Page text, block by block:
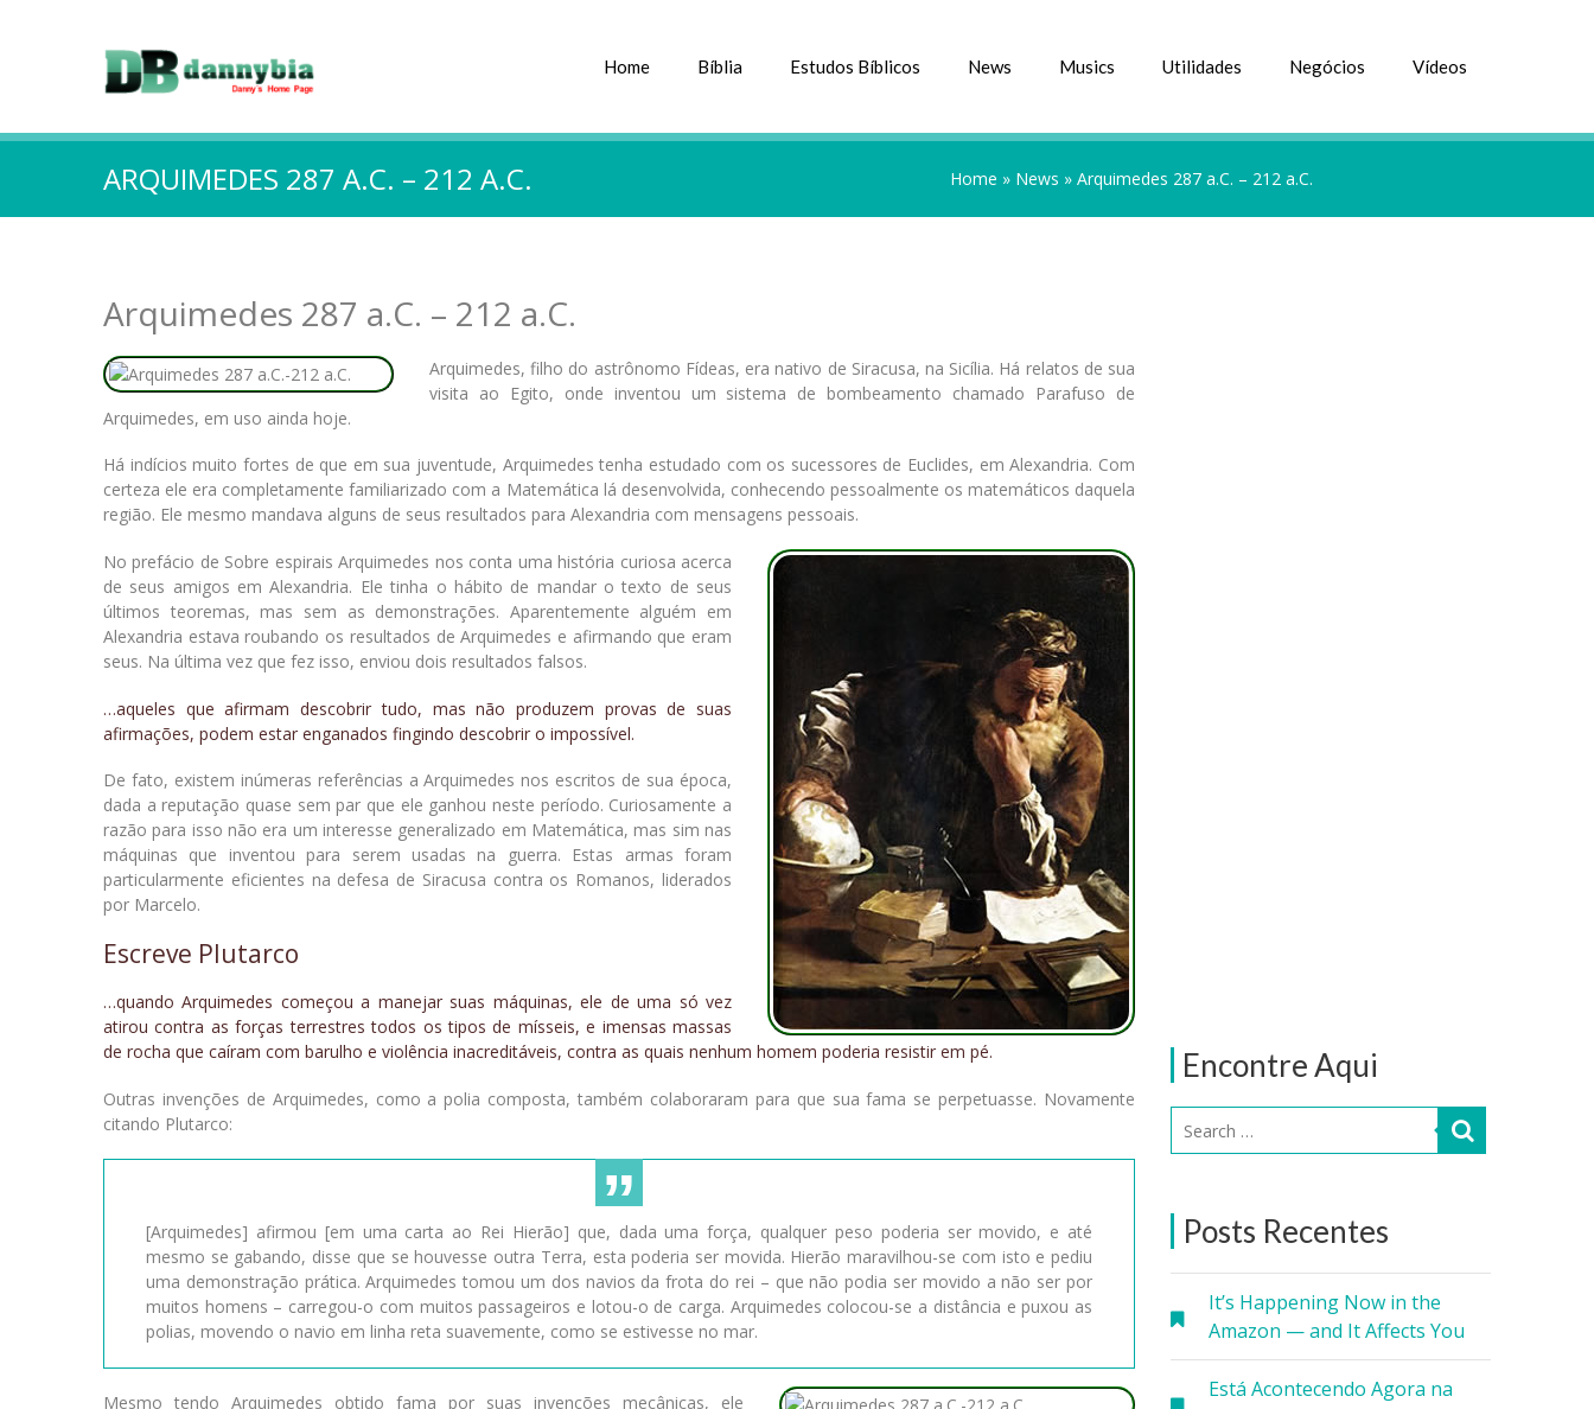
Home Bíblia Estudos Bíblicos News Musics Utilidades Negócios Vídeos
ARQUIMEDES 287 A.C. – 212 A.C. Home » News » Arquimedes 287 a.C. – 212 a.C.
Encontre Aqui
Posts Recentes
It’s Happening Now in the
Amazon — and It Affects You
Está Acontecendo Agora na
Arquimedes 287 a.C. – 212 a.C.
Arquimedes, filho do astrônomo Fídeas, era nativo de Siracusa, na Sicília. Há relatos de sua
visita ao Egito, onde inventou um sistema de bombeamento chamado Parafuso de
Arquimedes, em uso ainda hoje.
Há indícios muito fortes de que em sua juventude, Arquimedes tenha estudado com os sucessores de Euclides, em Alexandria. Com
certeza ele era completamente familiarizado com a Matemática lá desenvolvida, conhecendo pessoalmente os matemáticos daquela
região. Ele mesmo mandava alguns de seus resultados para Alexandria com mensagens pessoais.
No prefácio de Sobre espirais Arquimedes nos conta uma história curiosa acerca
de seus amigos em Alexandria. Ele tinha o hábito de mandar o texto de seus
últimos teoremas, mas sem as demonstrações. Aparentemente alguém em
Alexandria estava roubando os resultados de Arquimedes e afirmando que eram
seus. Na última vez que fez isso, enviou dois resultados falsos.
…aqueles que afirmam descobrir tudo, mas não produzem provas de suas
afirmações, podem estar enganados fingindo descobrir o impossível.
De fato, existem inúmeras referências a Arquimedes nos escritos de sua época,
dada a reputação quase sem par que ele ganhou neste período. Curiosamente a
razão para isso não era um interesse generalizado em Matemática, mas sim nas
máquinas que inventou para serem usadas na guerra. Estas armas foram
particularmente eficientes na defesa de Siracusa contra os Romanos, liderados
por Marcelo.
Escreve Plutarco
…quando Arquimedes começou a manejar suas máquinas, ele de uma só vez
atirou contra as forças terrestres todos os tipos de mísseis, e imensas massas
de rocha que caíram com barulho e violência inacreditáveis, contra as quais nenhum homem poderia resistir em pé.
Outras invenções de Arquimedes, como a polia composta, também colaboraram para que sua fama se perpetuasse. Novamente
citando Plutarco:
[Arquimedes] afirmou [em uma carta ao Rei Hierão] que, dada uma força, qualquer peso poderia ser movido, e até
mesmo se gabando, disse que se houvesse outra Terra, esta poderia ser movida. Hierão maravilhou-se com isto e pediu
uma demonstração prática. Arquimedes tomou um dos navios da frota do rei – que não podia ser movido a não ser por
muitos homens – carregou-o com muitos passageiros e lotou-o de carga. Arquimedes colocou-se a distância e puxou as
polias, movendo o navio em linha reta suavemente, como se estivesse no mar.
Mesmo tendo Arquimedes obtido fama por suas invenções mecânicas, ele